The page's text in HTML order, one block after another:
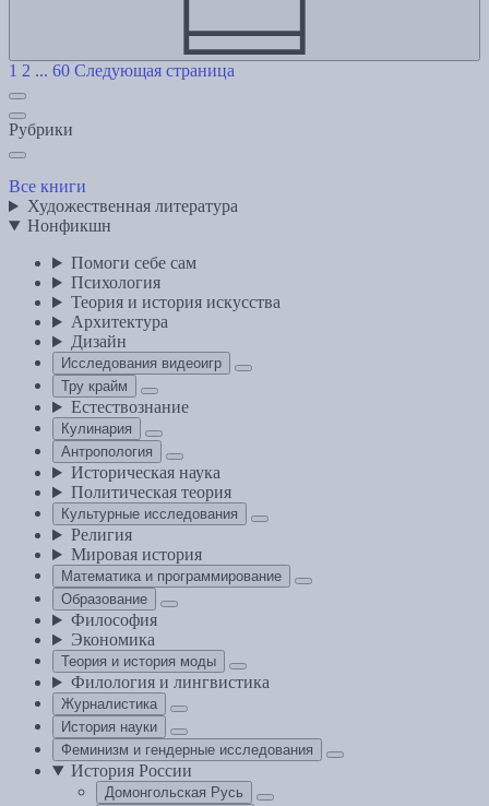
1 2 ... 60 Следующая страница
Рубрики
Все книги
Художественная литература
Нонфикшн
Помоги себе сам
Психология
Теория и история искусства
Архитектура
Дизайн
Исследования видеоигр
Тру крайм
Естествознание
Кулинария
Антропология
Историческая наука
Политическая теория
Культурные исследования
Религия
Мировая история
Математика и программирование
Образование
Философия
Экономика
Теория и история моды
Филология и лингвистика
Журналистика
История науки
Феминизм и гендерные исследования
История России
Домонгольская Русь